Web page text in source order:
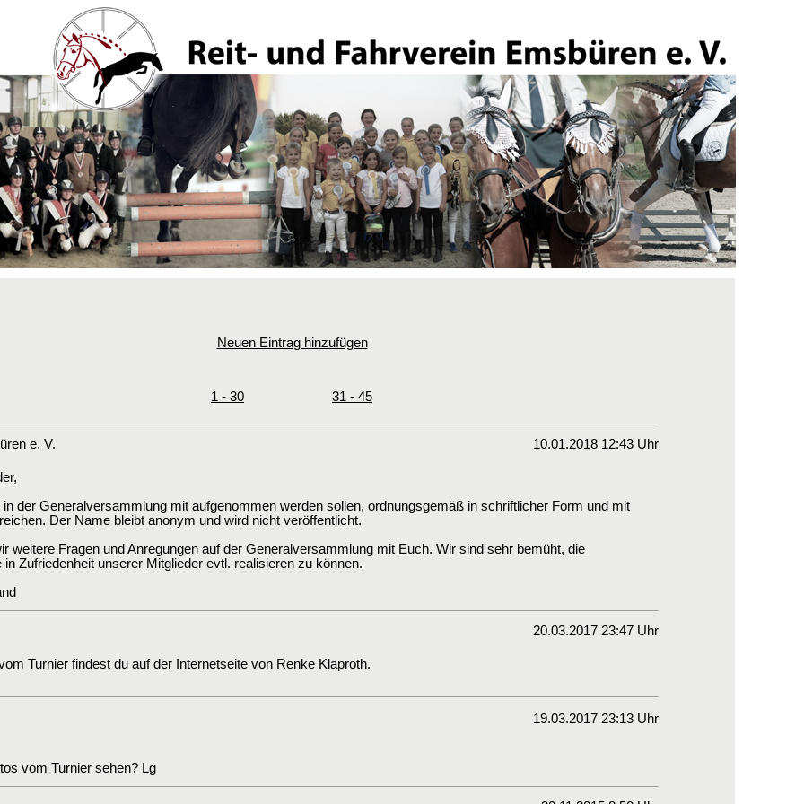
Neuen Eintrag hinzufügen
1 - 30 31 - 45
e. V. 10.01.2018 12:43 Uhr
der Generalversammlung mit aufgenommen werden sollen, ordnungsgemäß in schriftlicher Form und mit
Der Name bleibt anonym und wird nicht veröffentlicht.
weitere Fragen und Anregungen auf der Generalversammlung mit Euch. Wir sind sehr bemüht, die
Zufriedenheit unserer Mitglieder evtl. realisieren zu können.
20.03.2017 23:47 Uhr
Turnier findest du auf der Internetseite von Renke Klaproth.
19.03.2017 23:13 Uhr
vom Turnier sehen? Lg